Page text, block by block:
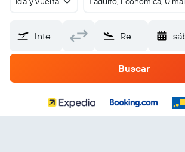
Internacional Madre Teresa (TIA) República Dominicana
Buscar